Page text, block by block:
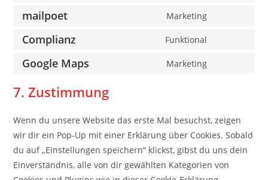
mailpoet Marketing
Complianz Funktional
Google Maps Marketing
google-
maps
7. Zustimmung
Wenn du unsere Website das erste Mal besuchst, zeigen
wir dir ein Pop-Up mit einer Erklärung über Cookies. Sobald
du auf „Einstellungen speichern“ klickst, gibst du uns dein
Einverständnis, alle von dir gewählten Kategorien von